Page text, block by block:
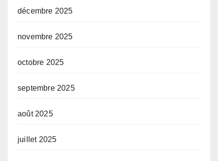
décembre 2025
novembre 2025
octobre 2025
septembre 2025
août 2025
juillet 2025